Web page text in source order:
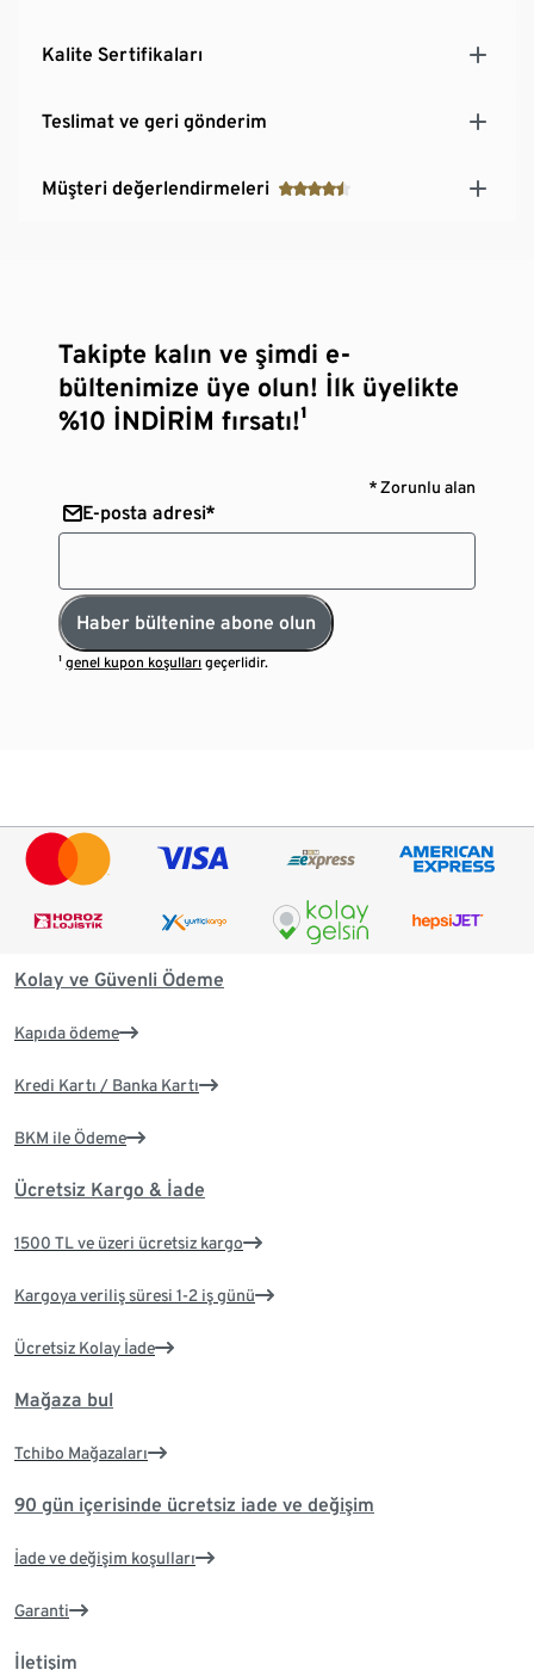
Kalite Sertifikaları
Teslimat ve geri gönderim
Müşteri değerlendirmeleri
Takipte kalın ve şimdi e-
bültenimize üye olun! İlk üyelikte
%10 İNDİRİM fırsatı!¹
* Zorunlu alan
E-posta adresi*
Haber bültenine abone olun
¹genel kupon koşulları geçerlidir.
Kolay ve Güvenli Ödeme
Kapıda ödeme
Kredi Kartı / Banka Kartı
BKM ile Ödeme
Ücretsiz Kargo & İade
1500 TL ve üzeri ücretsiz kargo
Kargoya veriliş süresi 1-2 iş günü
Ücretsiz Kolay İade
Mağaza bul
Tchibo Mağazaları
90 gün içerisinde ücretsiz iade ve değişim
İade ve değişim koşulları
Garanti
İletişim